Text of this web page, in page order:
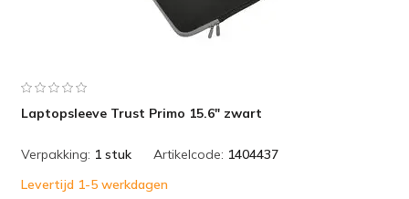
Laptopsleeve Trust Primo 15.6" zwart
Verpakking: 1 stuk Artikelcode: 1404437
Levertijd 1-5 werkdagen